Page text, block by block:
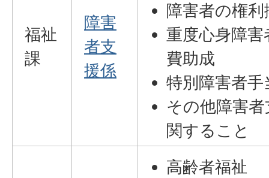
福祉
課
障害
者支
援係
障害者の権利
重度心身障害
費助成
特別障害者手
その他障害
関すること
高齢者福祉